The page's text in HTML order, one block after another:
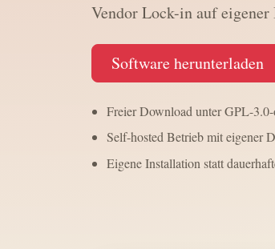
Vendor Lock-in auf
Software herunterladen
Freier Download unter GPL-
Self-hosted Betrieb mit eigener
Eigene Installation statt